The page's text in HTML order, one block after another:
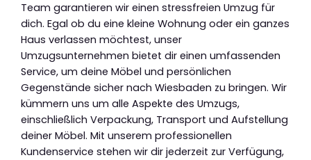
Team garantieren wir einen stressfreien Umzug für
dich. Egal ob du eine kleine Wohnung oder ein ganzes
Haus verlassen möchtest, unser
Umzugsunternehmen bietet dir einen umfassenden
Service, um deine Möbel und persönlichen
Gegenstände sicher nach Wiesbaden zu bringen. Wir
kümmern uns um alle Aspekte des Umzugs,
einschließlich Verpackung, Transport und Aufstellung
deiner Möbel. Mit unserem professionellen
Kundenservice stehen wir dir jederzeit zur Verfügung,